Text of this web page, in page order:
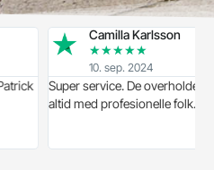
Camilla Karlsson
★★ ★★
10. sep. 2024
Super service. De overholder aftaler
altid med profesionelle folk. Kan